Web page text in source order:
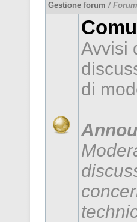
Gestione forum /
Avvisi
di